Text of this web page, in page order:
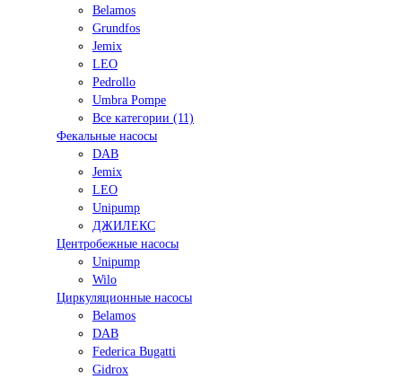
Belamos
Grundfos
Jemix
LEO
Pedrollo
Umbra Pompe
Все категории (11)
Фекальные насосы
DAB
Jemix
LEO
Unipump
ДЖИЛЕКС
Центробежные насосы
Unipump
Wilo
Циркуляционные насосы
Belamos
DAB
Federica Bugatti
Gidrox